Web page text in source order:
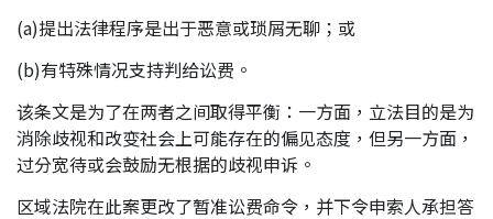
最新消息
地点
(a)提出法律程序是出于恶意或琐屑无聊；或
(b)有特殊情况支持判给讼费。
该条文是为了在两者之间取得平衡：一方面，立法目的是为
消除歧视和改变社会上可能存在的偏见态度，但另一方面，
过分宽待或会鼓励无根据的歧视申诉。
区域法院在此案更改了暂准讼费命令，并下令申索人承担答